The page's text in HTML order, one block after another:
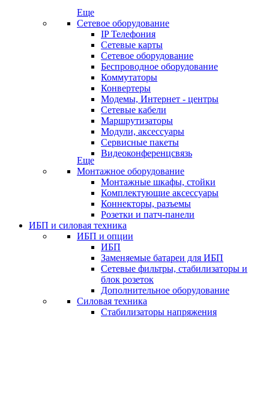
Еще
Сетевое оборудование
IP Телефония
Сетевые карты
Сетевое оборудование
Беспроводное оборудование
Коммутаторы
Конвертеры
Модемы, Интернет - центры
Сетевые кабели
Маршрутизаторы
Модули, аксессуары
Сервисные пакеты
Видеоконференцсвязь
Еще
Монтажное оборудование
Монтажные шкафы, стойки
Комплектующие аксессуары
Коннекторы, разъемы
Розетки и патч-панели
ИБП и силовая техника
ИБП и опции
ИБП
Заменяемые батареи для ИБП
Сетевые фильтры, стабилизаторы и
блок розеток
Дополнительное оборудование
Силовая техника
Стабилизаторы напряжения